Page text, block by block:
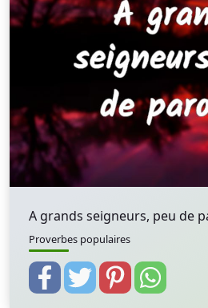
A grands seigneurs, peu de
Proverbes populaires